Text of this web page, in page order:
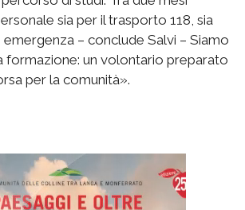
sia per il trasporto 118, sia
– conclude Salvi – Siamo
formazione: un volontario preparato
per la comunità».